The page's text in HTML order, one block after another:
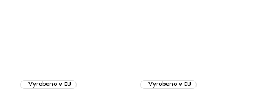
Vyrobeno v EU Vyrobeno v EU